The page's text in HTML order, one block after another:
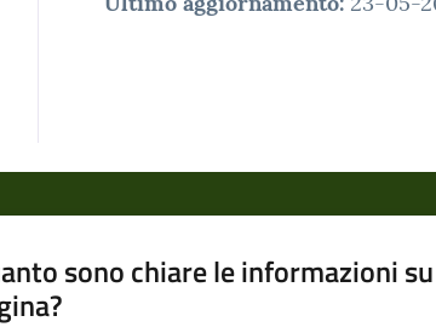
sono chiare le informazioni